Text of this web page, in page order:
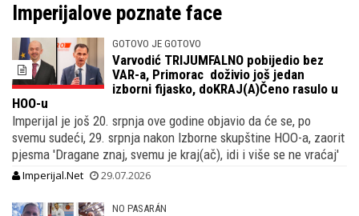
Imperijalove poznate face
GOTOVO JE GOTOVO
Varvodić TRIJUMFALNO pobijedio bez
VAR-a, Primorac doživio još jedan
izborni fijasko, doKRAJ(A)Čeno rasulo u
HOO-u
Imperijal je još 20. srpnja ove godine objavio da će se, po
svemu sudeći, 29. srpnja nakon Izborne skupštine HOO-a, zaorit
pjesma 'Dragane znaj, svemu je kraj(ač), idi i više se ne vraćaj'
Imperijal.Net 29.07.2026
NO PASARÁN